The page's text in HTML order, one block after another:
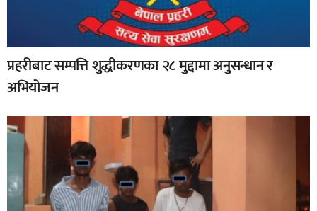
प्रहरीबाट सम्पत्ति शुद्धीकरणका २८ मुद्दामा अनुसन्धान र
अभियोजन